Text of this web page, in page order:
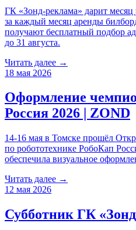
ГК «Зонд-реклама» дарит
за каждый месяц аренды
получают бесплатный подбор
до 31 августа.
Читать далее →
18 мая 2026
Оформление
Россия 2026 | ZOND
14-16 мая в Томске прошёл
по робототехнике РобоКап
обеспечила визуальное
Читать далее →
12 мая 2026
Субботник ГК